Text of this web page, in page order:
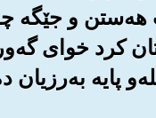
هه‌ستن و جێگه
خوای گه‌وره
پایه به‌رزیان